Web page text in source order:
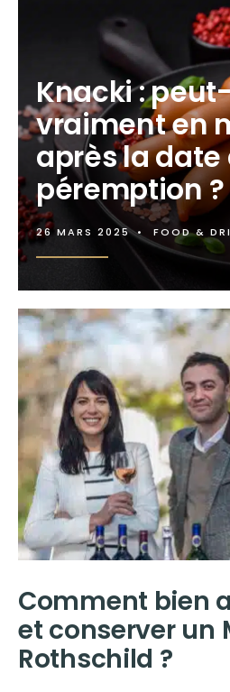
Knacki :
vraiment en
après la date
péremption ?
26 MARS 2025 • FOOD &
Comment bien
et conserver un
Rothschild ?